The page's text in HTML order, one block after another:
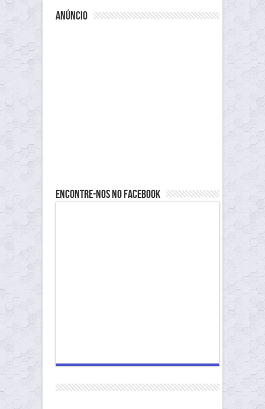
anúncio
Encontre-nos no Facebook